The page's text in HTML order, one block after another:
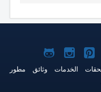
Joomla!
Joomla!
Joomla!
علىعلى علىGitHub
الخدمات وثائق
مطور